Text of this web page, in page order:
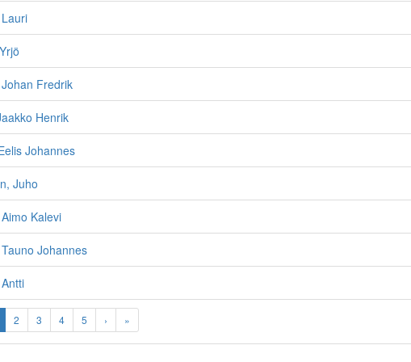
Fredrik
Henrik
Johannes
Juho
Kalevi
Johannes
2 3 4 5 › »